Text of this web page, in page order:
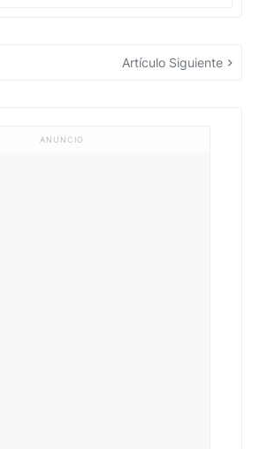
Artículo Siguiente
ANUNCIO